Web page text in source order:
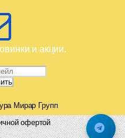
и акции.
Мирар Групп
офертой